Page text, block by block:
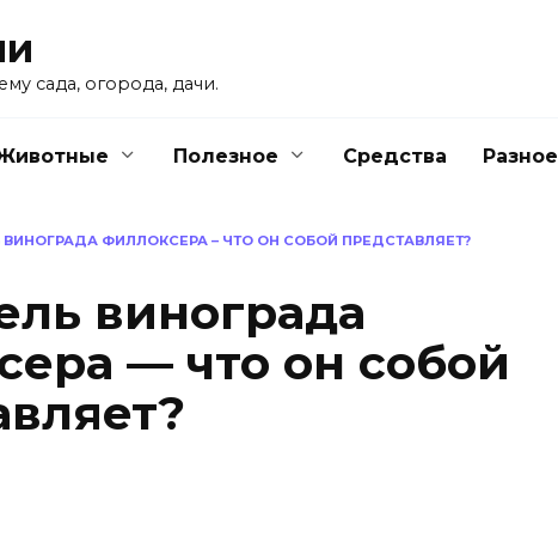
сада, огорода, дачи.
Полезное Средства Разное
ВИНОГРАДА ФИЛЛОКСЕРА – ЧТО ОН СОБОЙ ПРЕДСТАВЛЯЕТ?
винограда
— что он собой